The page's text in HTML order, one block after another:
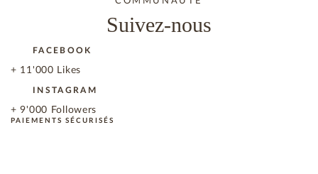
Suivez-nous
FACEBOOK
+ 11'000 Likes
INSTAGRAM
+ 9'000 Followers
PAIEMENTS SÉCURISÉS